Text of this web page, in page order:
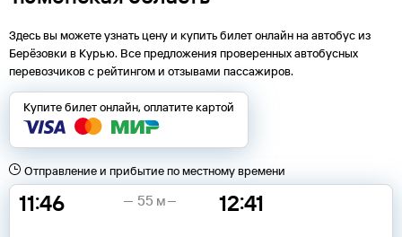
Здесь вы можете узнать цену и купить билет онлайн на автобус из
Берёзовки в Курью. Все предложения проверенных автобусных
перевозчиков с рейтингом и отзывами пассажиров.
Купите билет онлайн, оплатите картой
Отправление и прибытие по местному времени
11:46 12:41
55 м